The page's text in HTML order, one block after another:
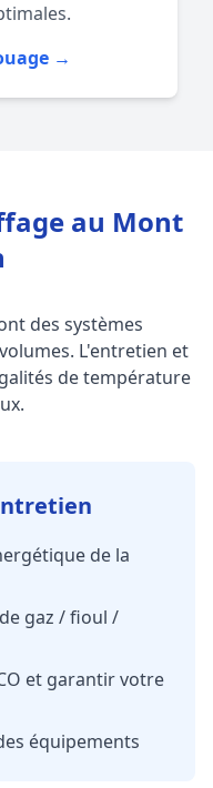
→
au Mont
des systèmes
L'entretien et
de température
de la
gaz / fioul /
et garantir votre
équipements